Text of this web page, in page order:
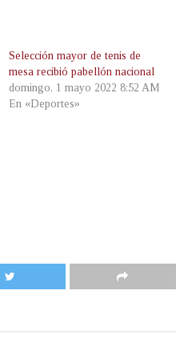
Selección mayor de tenis de
mesa recibió pabellón nacional
domingo, 1 mayo 2022 8:52 AM
En «Deportes»